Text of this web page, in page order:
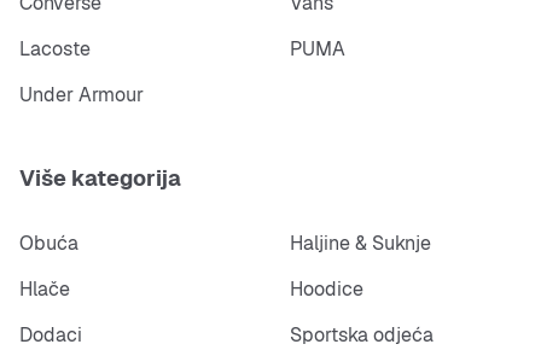
Lacoste
PUMA
Under Armour
Više kategorija
Obuća
Haljine & Suknje
Hlače
Hoodice
Dodaci
Sportska odjeća